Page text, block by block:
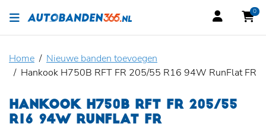
0
Home
Nieuwe banden toevoegen
Hankook H750B RFT FR 205/55 R16 94W RunFlat FR
HANKOOK H750B RFT FR 205/55
R16 94W RUNFLAT FR